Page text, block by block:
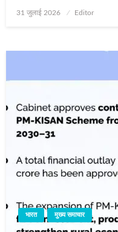
Posted
31 जुलाई 2026 Editor
भारत मुख्य समाचार